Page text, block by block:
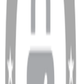
Çalışma Saatleri: